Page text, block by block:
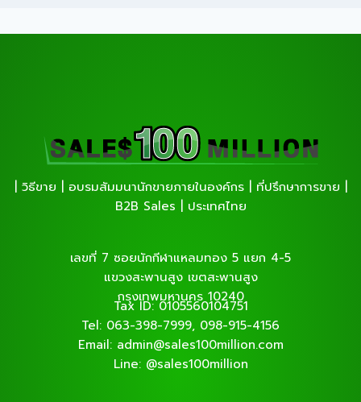
| วิธีขาย | อบรมสัมมนานักขายภายในองค์กร | ที่ปรึกษาการขาย |
B2B Sales | ประเทศไทย
เลขที่ 7 ซอยนักกีฬาแหลมทอง 5 แยก 4-5
แขวงสะพานสูง เขตสะพานสูง
กรุงเทพมหานคร 10240
Tax ID: 0105560104751
Tel: 063-398-7999, 098-915-4156
Email: admin@sales100million.com
Line: @sales100million